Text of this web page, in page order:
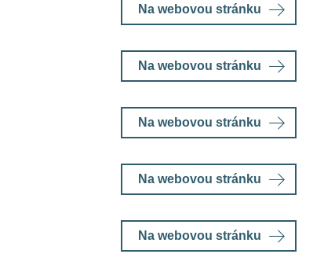
Na webovou stránku
Na webovou stránku
Na webovou stránku
Na webovou stránku
Na webovou stránku